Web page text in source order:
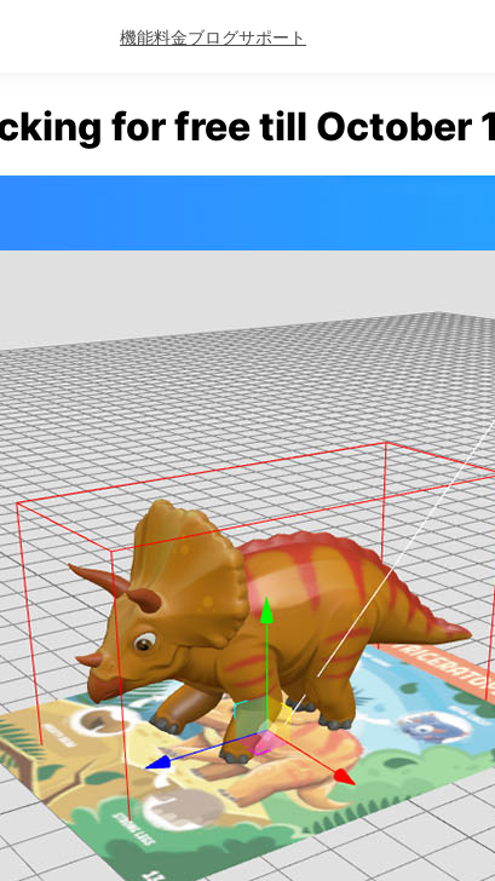
機能料金ブログサポート
for free till October